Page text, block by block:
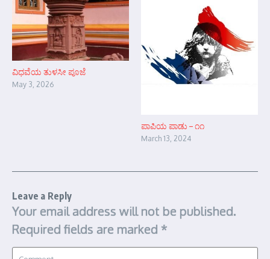
ವಿಧವೆಯ ತುಳಸೀ ಪೂಜೆ
May 3, 2026
ಪಾಪಿಯ ಪಾಡು – ೧೧
March 13, 2024
Leave a Reply
Your email address will not be published.
Required fields are marked *